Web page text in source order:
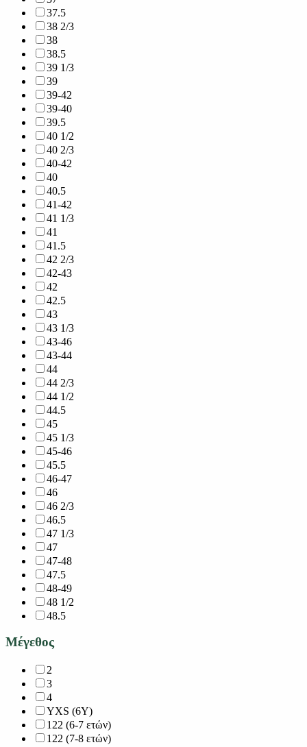
37.5
38 2/3
38
38.5
39 1/3
39
39-42
39-40
39.5
40 1/2
40 2/3
40-42
40
40.5
41-42
41 1/3
41
41.5
42 2/3
42-43
42
42.5
43
43 1/3
43-46
43-44
44
44 2/3
44 1/2
44.5
45
45 1/3
45-46
45.5
46-47
46
46 2/3
46.5
47 1/3
47
47-48
47.5
48-49
48 1/2
48.5
Μέγεθος
2
3
4
YXS (6Y)
122 (6-7 ετών)
122 (7-8 ετών)